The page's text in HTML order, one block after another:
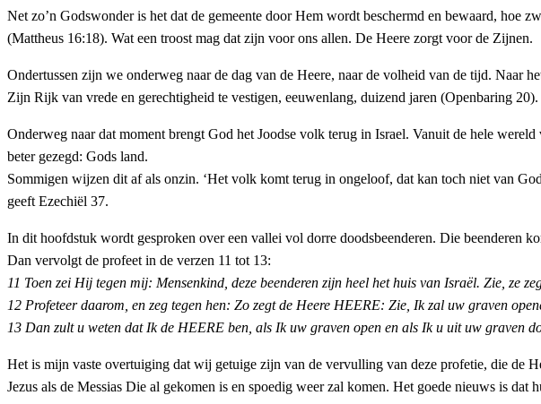
Net zo’n Godswonder is het dat de gemeente door Hem wordt beschermd en bewaard, hoe
(Mattheus 16:18). Wat een troost mag dat zijn voor ons allen. De Heere zorgt voor de Zijnen.
Ondertussen zijn we onderweg naar de dag van de Heere, naar de volheid van de tijd. Naar
Zijn Rijk van vrede en gerechtigheid te vestigen, eeuwenlang, duizend jaren (Openbaring 20).
Onderweg naar dat moment brengt God het Joodse volk terug in Israel. Vanuit de hele
beter gezegd: Gods land.
Sommigen wijzen dit af als onzin. ‘Het volk komt terug in ongeloof, dat kan toch niet van
geeft Ezechiël 37.
In dit hoofdstuk wordt gesproken over een vallei vol dorre doodsbeenderen. Die beenderen
Dan vervolgt de profeet in de verzen 11 tot 13:
11 Toen zei Hij tegen mij: Mensenkind, deze beenderen zijn heel het huis van Israël. Zie, ze
12 Profeteer daarom, en zeg tegen hen: Zo zegt de Heere HEERE: Zie, Ik zal uw graven
13 Dan zult u weten dat Ik de HEERE ben, als Ik uw graven open en als Ik u uit uw graven
Het is mijn vaste overtuiging dat wij getuige zijn van de vervulling van deze profetie, die de
Jezus als de Messias Die al gekomen is en spoedig weer zal komen. Het goede nieuws is dat